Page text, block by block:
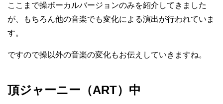
ここまで操ボーカルバージョンのみを紹介してきました
が、もちろん他の音楽でも変化による演出が行われていま
す。
ですので操以外の音楽の変化もお伝えしていきますね。
頂ジャーニー（ART）中